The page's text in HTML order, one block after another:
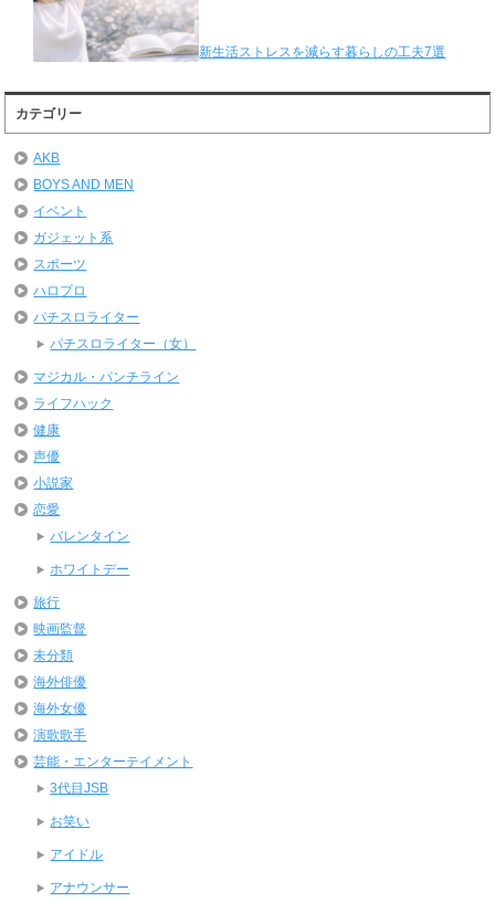
新生活ストレスを減らす暮らしの工夫7選
カテゴリー
AKB
BOYS AND MEN
イベント
ガジェット系
スポーツ
ハロプロ
パチスロライター
パチスロライター（女）
マジカル・パンチライン
ライフハック
健康
声優
小説家
恋愛
バレンタイン
ホワイトデー
旅行
映画監督
未分類
海外俳優
海外女優
演歌歌手
芸能・エンターテイメント
3代目JSB
お笑い
アイドル
アナウンサー